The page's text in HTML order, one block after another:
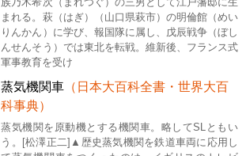
まれる。萩（はぎ）（山口県萩市）の明倫館（めい
りんかん）に学び、報国隊に属し、戊辰戦争（ぼし
んせんそう）では東北を転戦。維新後、フランス式
軍事教育を受け
蒸気機関車 （日本大百科全書・世界大百
科事典）
蒸気機関を原動機とする機関車。略してSLともい
う。[松澤正二]▲歴史蒸気機関を鉄道車両に応用し